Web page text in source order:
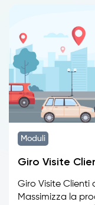
Moduli
Giro Visite
Giro Visite Clienti
Massimizza la